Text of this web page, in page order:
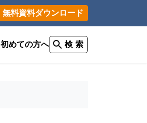
無料資料ダウンロード
初めての方へ 検 索